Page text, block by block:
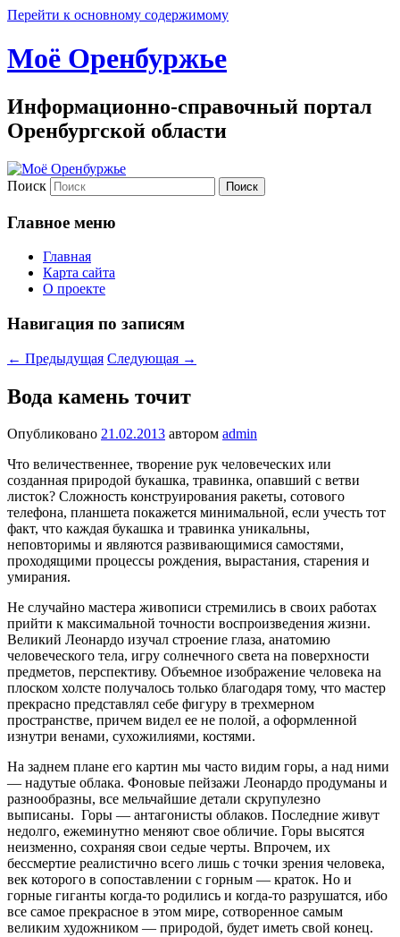
Перейти к основному содержимому
Моё Оренбуржье
Информационно-справочный портал
Оренбургской области
Поиск
Главное меню
Главная
Карта сайта
О проекте
Навигация по записям
← Предыдущая Следующая →
Вода камень точит
Опубликовано 21.02.2013 автором admin
Что величественнее, творение рук человеческих или
созданная природой букашка, травинка, опавший с ветви
листок? Сложность конструирования ракеты, сотового
телефона, планшета покажется минимальной, если учесть тот
факт, что каждая букашка и травинка уникальны,
неповторимы и являются развивающимися самостями,
проходящими процессы рождения, вырастания, старения и
умирания.
Не случайно мастера живописи стремились в своих работах
прийти к максимальной точности воспроизведения жизни.
Великий Леонардо изучал строение глаза, анатомию
человеческого тела, игру солнечного света на поверхности
предметов, перспективу. Объемное изображение человека на
плоском холсте получалось только благодаря тому, что мастер
прекрасно представлял себе фигуру в трехмерном
пространстве, причем видел ее не полой, а оформленной
изнутри венами, сухожилиями, костями.
На заднем плане его картин мы часто видим горы, а над ними
— надутые облака. Фоновые пейзажи Леонардо продуманы и
разнообразны, все мельчайшие детали скрупулезно
выписаны. Горы — антагонисты облаков. Последние живут
недолго, ежеминутно меняют свое обличие. Горы высятся
неизменно, сохраняя свои седые черты. Впрочем, их
бессмертие реалистично всего лишь с точки зрения человека,
век которого в сопоставлении с горным — краток. Но и
горные гиганты когда-то родились и когда-то разрушатся, ибо
все самое прекрасное в этом мире, сотворенное самым
великим художником — природой, будет иметь свой конец.